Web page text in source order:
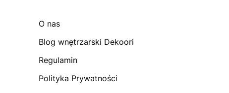
O nas
Blog wnętrzarski Dekoori
Regulamin
Polityka Prywatności